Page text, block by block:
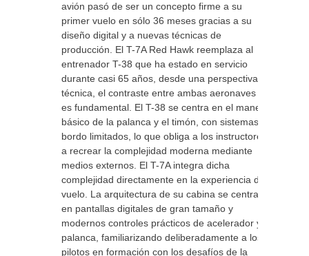
avión pasó de ser un concepto firme a su
primer vuelo en sólo 36 meses gracias a su
diseño digital y a nuevas técnicas de
producción. El T-7A Red Hawk reemplaza al
entrenador T-38 que ha estado en servicio
durante casi 65 años, desde una perspectiva
técnica, el contraste entre ambas aeronaves
es fundamental. El T-38 se centra en el manejo
básico de la palanca y el timón, con sistemas a
bordo limitados, lo que obliga a los instructores
a recrear la complejidad moderna mediante
medios externos. El T-7A integra dicha
complejidad directamente en la experiencia de
vuelo. La arquitectura de su cabina se centra
en pantallas digitales de gran tamaño y
modernos controles prácticos de acelerador y
palanca, familiarizando deliberadamente a los
pilotos en formación con los desafíos de la